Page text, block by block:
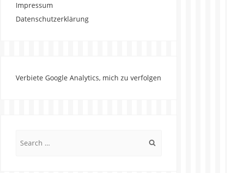
Impressum
Datenschutzerklärung
Verbiete Google Analytics, mich zu verfolgen